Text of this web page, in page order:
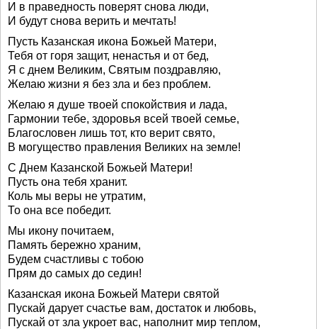
И в праведность поверят снова люди,
И будут снова верить и мечтать!
Пусть Казанская икона Божьей Матери,
Тебя от горя защит, ненастья и от бед,
Я с днем Великим, Святым поздравляю,
Желаю жизни я без зла и без проблем.
Желаю я душе твоей спокойствия и лада,
Гармонии тебе, здоровья всей твоей семье,
Благословен лишь тот, кто верит свято,
В могущество правления Великих на земле!
С Днем Казанской Божьей Матери!
Пусть она тебя хранит.
Коль мы веры не утратим,
То она все победит.
Мы икону почитаем,
Память бережно храним,
Будем счастливы с тобою
Прям до самых до седин!
Казанская икона Божьей Матери святой
Пускай дарует счастье вам, достаток и любовь,
Пускай от зла укроет вас, наполнит мир теплом,